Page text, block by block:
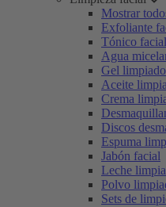
Mostrar
Exfoliante
Tónico facial
Agua
Gel
Aceite
Crema
Discos
Espuma
Jabón facial
Leche
Polvo
Sets de